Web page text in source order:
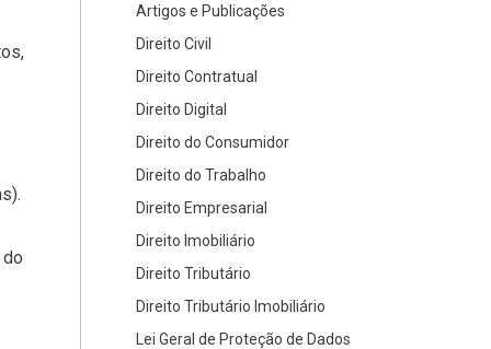
Artigos e Publicações
Direito Civil
Direito Contratual
Direito Digital
Direito do Consumidor
Direito do Trabalho
Direito Empresarial
Direito Imobiliário
Direito Tributário
Direito Tributário Imobiliário
Lei Geral de Proteção de Dados